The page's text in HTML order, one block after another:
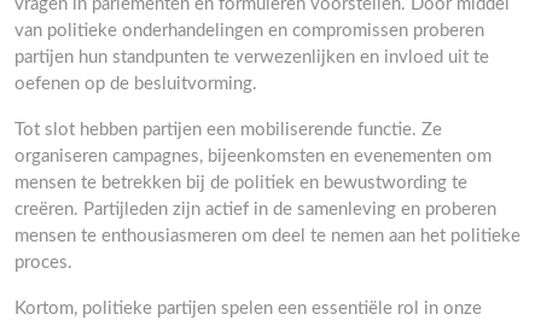
vragen in parlementen en formuleren voorstellen. Door middel
van politieke onderhandelingen en compromissen proberen
partijen hun standpunten te verwezenlijken en invloed uit te
oefenen op de besluitvorming.
Tot slot hebben partijen een mobiliserende functie. Ze
organiseren campagnes, bijeenkomsten en evenementen om
mensen te betrekken bij de politiek en bewustwording te
creëren. Partijleden zijn actief in de samenleving en proberen
mensen te enthousiasmeren om deel te nemen aan het politieke
proces.
Kortom, politieke partijen spelen een essentiële rol in onze